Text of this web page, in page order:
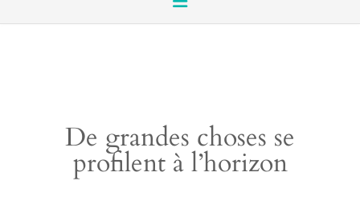
De grandes choses se
profilent à l’horizon